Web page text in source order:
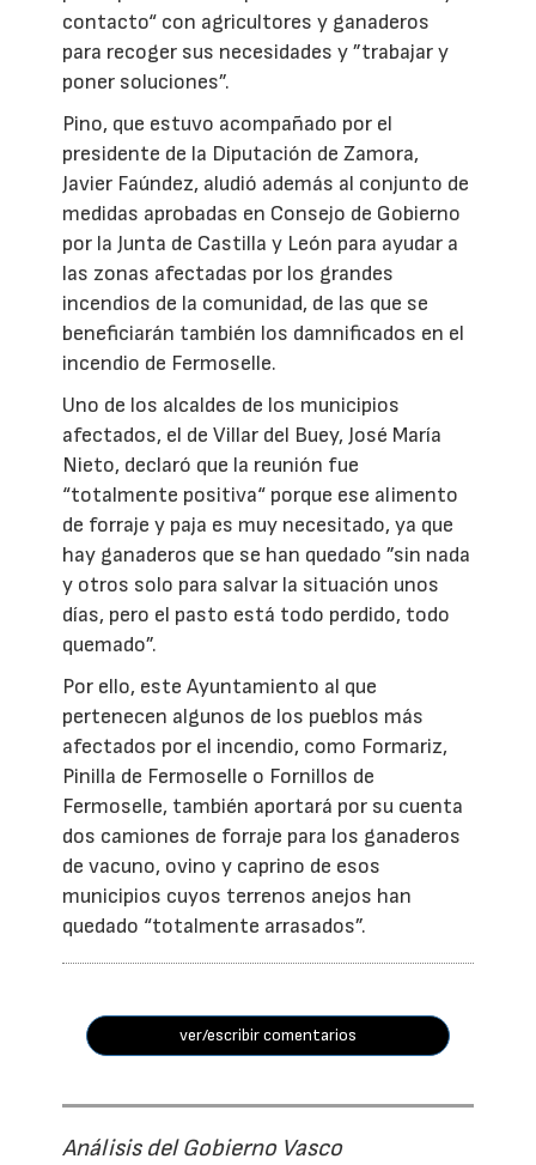
contacto“ con agricultores y ganaderos
para recoger sus necesidades y ”trabajar y
poner soluciones”.
Pino, que estuvo acompañado por el
presidente de la Diputación de Zamora,
Javier Faúndez, aludió además al conjunto de
medidas aprobadas en Consejo de Gobierno
por la Junta de Castilla y León para ayudar a
las zonas afectadas por los grandes
incendios de la comunidad, de las que se
beneficiarán también los damnificados en el
incendio de Fermoselle.
Uno de los alcaldes de los municipios
afectados, el de Villar del Buey, José María
Nieto, declaró que la reunión fue
“totalmente positiva“ porque ese alimento
de forraje y paja es muy necesitado, ya que
hay ganaderos que se han quedado ”sin nada
y otros solo para salvar la situación unos
días, pero el pasto está todo perdido, todo
quemado”.
Por ello, este Ayuntamiento al que
pertenecen algunos de los pueblos más
afectados por el incendio, como Formariz,
Pinilla de Fermoselle o Fornillos de
Fermoselle, también aportará por su cuenta
dos camiones de forraje para los ganaderos
de vacuno, ovino y caprino de esos
municipios cuyos terrenos anejos han
quedado “totalmente arrasados”.
ver/escribir comentarios
Análisis del Gobierno Vasco